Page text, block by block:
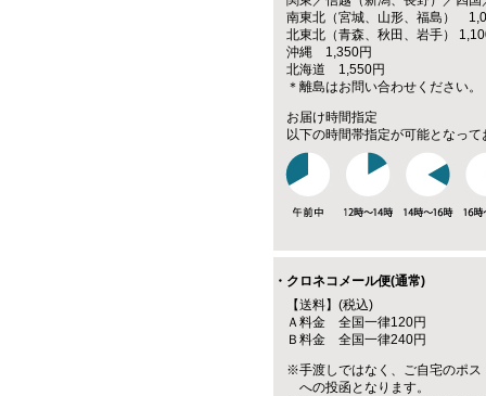
南東北（宮城、山形、福島）
北東北（青森、秋田、岩手）
沖縄 1,350円
北海道 1,550円
＊離島はお問い合わせください。
お届け時間指定
以下の時間帯指定が可能となって
・クロネコメール便(通常)
【送料】(税込)
Ａ料金 全国一律120円
Ｂ料金 全国一律240円
※手渡しではなく、ご自宅のポス
への投函となります。